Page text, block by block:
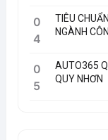
0
4
TIÊU
NGÀNH
0
5
AUTO365
QUY NHƠN